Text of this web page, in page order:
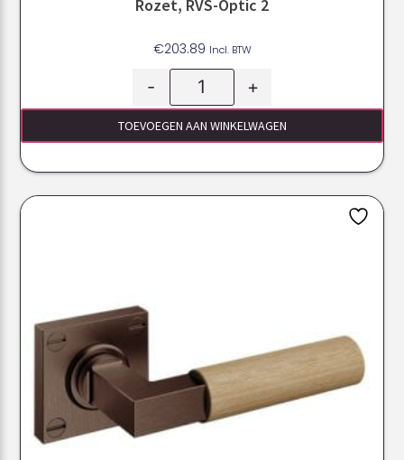
Rozet, RVS-Optic 2
€203.89 Incl. BTW
- +
TOEVOEGEN AAN WINKELWAGEN